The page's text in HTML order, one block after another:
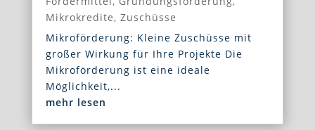
Mikrokredite, Zuschüsse
Mikroförderung: Kleine Zuschüsse mit
großer Wirkung für Ihre Projekte Die
Mikroförderung ist eine ideale
Möglichkeit,...
mehr lesen